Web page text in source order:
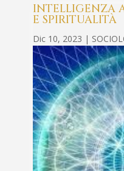
INTELLIGENZA
E SPIRITUALITÀ
Dic 10, 2023 |